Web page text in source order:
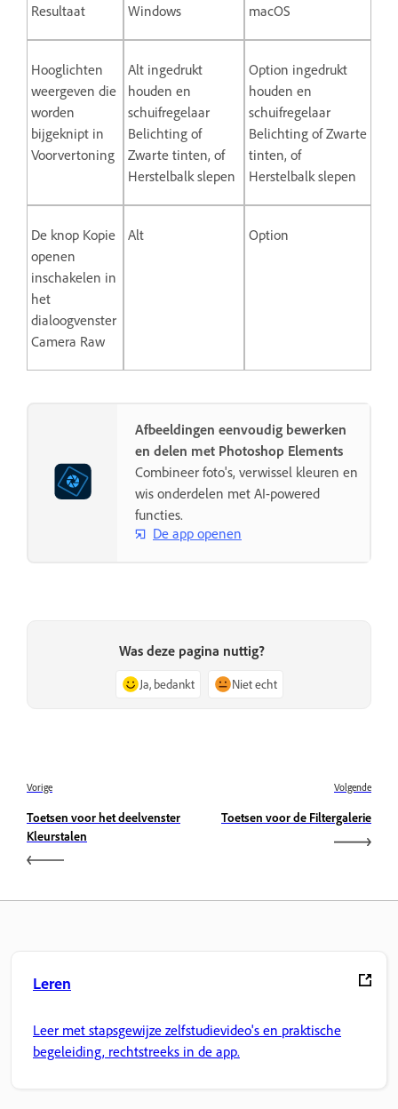
Resultaat Windows macOS
Hooglichten
weergeven die
worden
bijgeknipt in
Voorvertoning
Alt ingedrukt
houden en
schuifregelaar
Belichting of
Zwarte tinten, of
Herstelbalk slepen
Option ingedrukt
houden en
schuifregelaar
Belichting of Zwarte
tinten, of
Herstelbalk slepen
De knop Kopie
openen
inschakelen in
het
dialoogvenster
Camera Raw
Alt Option
Afbeeldingen eenvoudig bewerken
en delen met Photoshop Elements
Combineer foto's, verwissel kleuren en
wis onderdelen met AI-powered
functies.
De app openen
Was deze pagina nuttig?
Ja, bedankt Niet echt
Vorige
Toetsen voor het deelvenster
Kleurstalen
Volgende
Toetsen voor de Filtergalerie
Leren
Leer met stapsgewijze zelfstudievideo's en praktische
begeleiding, rechtstreeks in de app.